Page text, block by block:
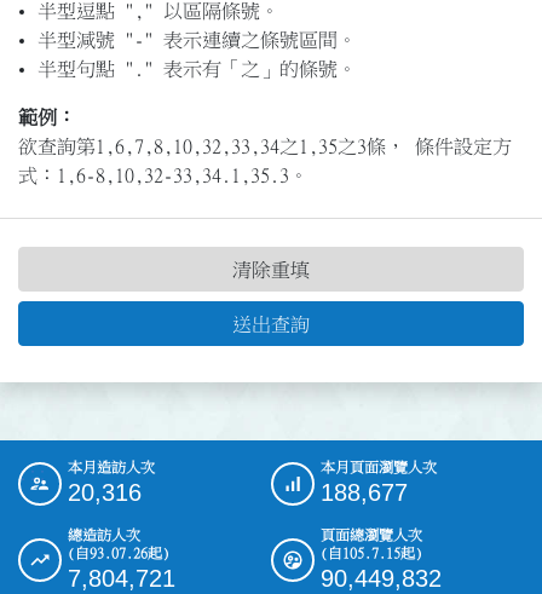
半型逗點 "," 以區隔條號。
半型減號 "-" 表示連續之條號區間。
半型句點 "." 表示有「之」的條號。
範例：
欲查詢第1,6,7,8,10,32,33,34之1,35之3條， 條件設定方
式：1,6-8,10,32-33,34.1,35.3。
送出查詢
清除重填
::: 本月造訪人次
20,316
本月頁面瀏覽人次
188,677
總造訪人次
(自93.07.26起)
7,804,721
頁面總瀏覽人次
(自105.7.15起)
90,449,832